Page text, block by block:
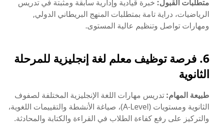
متطلبات القبول: خبرة قيادية وإدارية سابقة ومثبتة في تدريس
الرياضيات، دراية تامة بمتطلبات المنهج البريطاني الدولي,
ومهارات تواصل وتنظيم عالية المستوى.
6. فرصة توظيف معلم لغة إنجليزية للمرحلة
الثانوية
طبيعة المهام: تدريس مهارات اللغة الإنجليزية المختلفة لصفوف
الثانوية ومستويات (A-Level)، صياغة الأنشطة والتقييمات اللغوية،
والتركيز على رفع كفاءة الطلاب في القراءة والكتابة والمحادثة.